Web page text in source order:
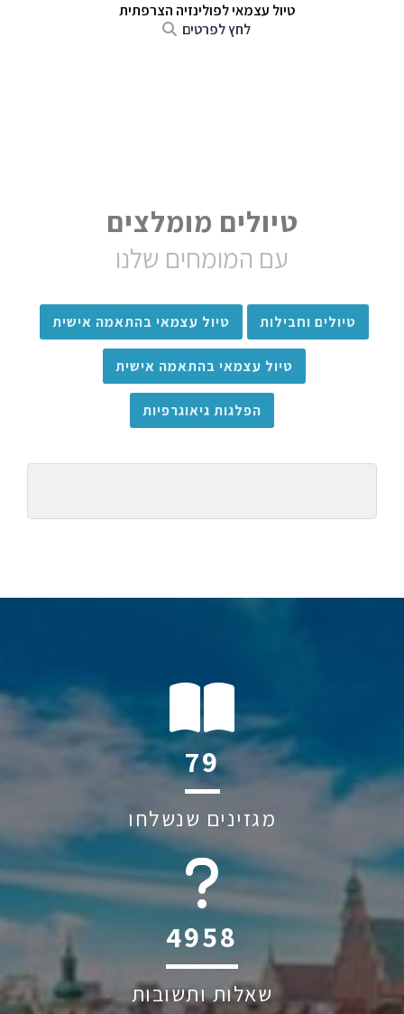
טיול עצמאי לפולינזיה הצרפתית
לחץ לפרטים
טיולים מומלצים
עם המומחים שלנו
טיולים וחבילות טיול עצמאי בהתאמה אישית
טיול עצמאי בהתאמה אישית
הפלגות גיאוגרפיות
110
מגזינים שנשלחו
6045
שאלות ותשובות